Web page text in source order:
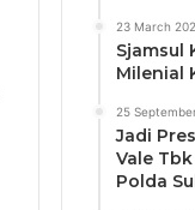
23 March
Sjamsul
Milenial
25
Jadi
Vale
Polda